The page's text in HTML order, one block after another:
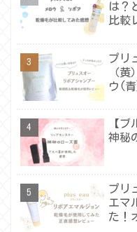
は？
比較
プリ
（
ウ(
【
神秘
プリ
エマ
た！